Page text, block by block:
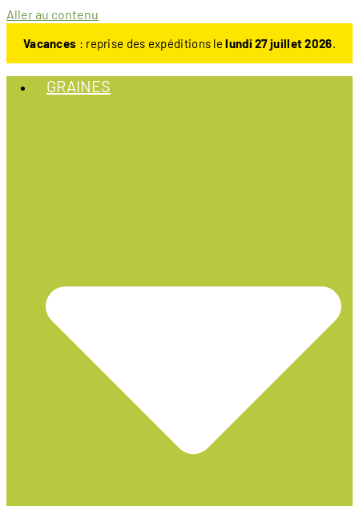
Aller au contenu
Vacances : reprise des expéditions lelundi 27 juillet 2026.
GRAINES